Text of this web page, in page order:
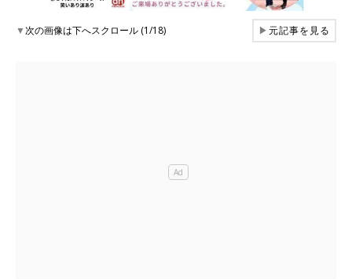
▼次の画像は下へスクロール (1/18) ▶元記事を見る